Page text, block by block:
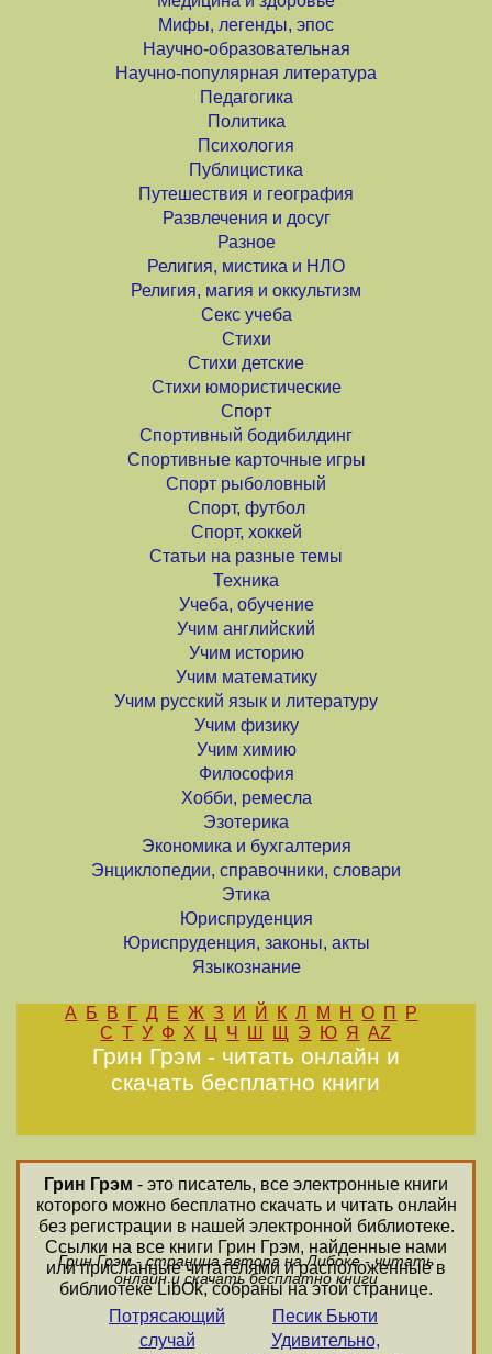
Мифы, легенды, эпос
Научно-образовательная
Научно-популярная литература
Педагогика
Политика
Психология
Публицистика
Путешествия и география
Развлечения и досуг
Разное
Религия, мистика и НЛО
Религия, магия и оккультизм
Секс учеба
Стихи
Стихи детские
Стихи юмористические
Спорт
Спортивный бодибилдинг
Спортивные карточные игры
Спорт рыболовный
Спорт, футбол
Спорт, хоккей
Статьи на разные темы
Техника
Учеба, обучение
Учим английский
Учим историю
Учим математику
Учим русский язык и литературу
Учим физику
Учим химию
Философия
Хобби, ремесла
Эзотерика
Экономика и бухгалтерия
Энциклопедии, справочники, словари
Этика
Юриспруденция
Юриспруденция, законы, акты
Языкознание
А Б В Г Д Е Ж З И Й К Л М Н О П
Р
С Т У Ф Х Ц Ч Ш Щ Э Ю Я AZ
Грин Грэм - читать онлайн и
скачать бесплатно книги
Грин Грэм - это писатель, все электронные книги
которого можно бесплатно скачать и читать онлайн
без регистрации в нашей электронной библиотеке.
Ссылки на все книги Грин Грэм, найденные нами
или присланные читателями и расположенные в
библиотеке LibOk, собраны на этой странице.
Грин Грэм - страница автора на Либоке - читать
онлайн и скачать бесплатно книги
Потрясающий
случай
Песик Бьюти
Удивительно,